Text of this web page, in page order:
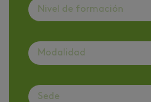
Nivel de formación
Modalidad
Sede